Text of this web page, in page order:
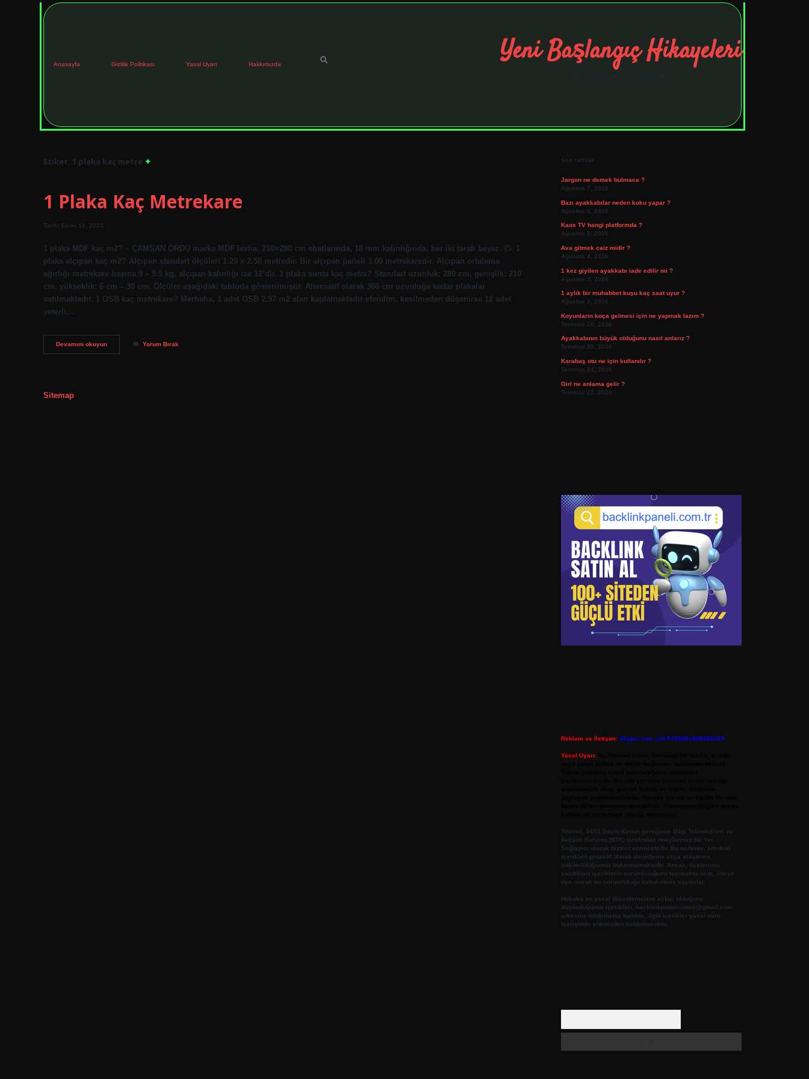
Anasayfa Gizlilik Politikası Yasal Uyarı Hakkımızda Yeni Başlangıç Hikayeleri
Etiket: 1 plaka kaç metre
1 Plaka Kaç Metrekare
Tarih: Ekim 16, 2024
1 plaka MDF kaç m2? – ÇAMSAN ORDU marka MDF levha, 210×280 cm ebatlarında, 18 mm kalınlığında, her iki tarafı beyaz. (5. 1
plaka alçıpan kaç m2? Alçıpan standart ölçüleri 1.20 x 2.50 metredir. Bir alçıpan paneli 3.00 metrekaredir. Alçıpan ortalama
ağırlığı metrekare başına 9 – 9.5 kg, alçıpan kalınlığı ise 12’dir. 1 plaka sunta kaç metre? Standart uzunluk: 280 cm, genişlik: 210
cm, yükseklik: 6 cm – 30 cm. Ölçüler aşağıdaki tabloda gösterilmiştir. Alternatif olarak 366 cm uzunluğa kadar plakalar
satılmaktadır. 1 OSB kaç metrekare? Merhaba, 1 adet OSB 2,97 m2 alan kaplamaktadır efendim, kesilmeden döşenirse 12 adet
yeterli…
Devamını okuyun1
Plaka
Yorum Bırak
Sitemap
Son Yazılar
Jargon ne demek bulmaca ?
Ağustos 7, 2026
Bazı ayakkabılar neden koku yapar ?
Ağustos 6, 2026
Kaos TV hangi platformda ?
Ağustos 5, 2026
Ava gitmek caiz midir ?
Ağustos 4, 2026
1 kez giyilen ayakkabı iade edilir mi ?
Ağustos 3, 2026
1 aylık bir muhabbet kuşu kaç saat uyur ?
Ağustos 3, 2026
Koyunların koça gelmesi için ne yapmak lazım ?
Temmuz 26, 2026
Ayakkabının büyük olduğunu nasıl anlarız ?
Temmuz 25, 2026
Karabaş otu ne için kullanılır ?
Temmuz 24, 2026
Girl ne anlama gelir ?
Temmuz 22, 2026
Reklam ve İletişim: Skype: live:.cid.575569c608265c69
Yasal Uyarı:
Sitemiz, 5651 Sayılı Kanun gereğince Bilgi Teknolojileri ve
İletişim Kurumu (BTK) tarafından onaylanmış bir Yer
Sağlayıcı olarak hizmet vermektedir. Bu nedenle, sitedeki
içerikleri proaktif olarak denetleme veya araştırma
yükümlülüğümüz bulunmamaktadır. Ancak, üyelerimiz
yazdıkları içeriklerin sorumluluğunu taşımakta olup, siteye
üye olarak bu sorumluluğu kabul etmiş sayılırlar.
Hukuka ve yasal düzenlemelere aykırı olduğunu
düşündüğünüz içerikleri,
backlinkpanelicomtr@gmail.com
adresine bildirmeniz halinde, ilgili içerikler yasal süre
içerisinde sitemizden kaldırılacaktır.
tulipbetelexbett.net